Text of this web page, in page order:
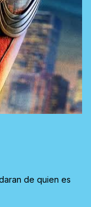
de quien es